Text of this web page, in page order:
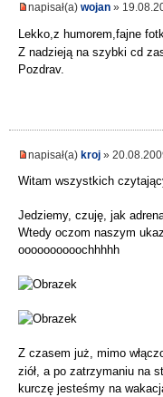
napisał(a) wojan »
Lekko,z humorem,fajne
Z nadzieją na szybki cd
Pozdrav.
napisał(a) kroj »
Witam wszystkich
Jedziemy, czuję, jak
Wtedy oczom naszym
oooooooooochhhhh
Z czasem już, mimo
ziół, a po zatrzymaniu na
kurczę jesteśmy na